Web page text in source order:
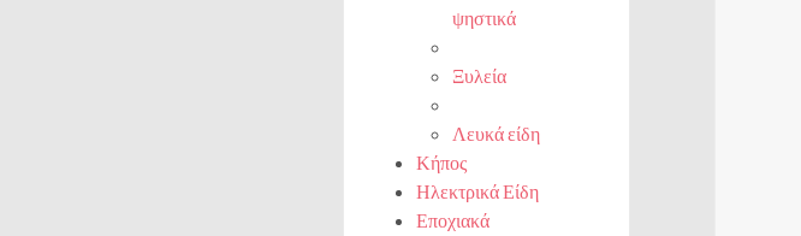
ψηστικά
Ξυλεία
Λευκά είδη
Κήπος
Ηλεκτρικά Είδη
Εποχιακά